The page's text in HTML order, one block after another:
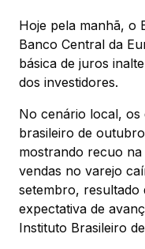
Hoje pela manhã, o
Banco Central da
básica de juros
dos investidores.
No cenário local, os
brasileiro de
mostrando recuo
vendas no varejo
setembro, resultado
expectativa de
Instituto Brasileiro